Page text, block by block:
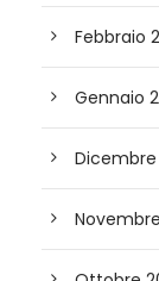
Febbraio
Gennaio
Dicembre